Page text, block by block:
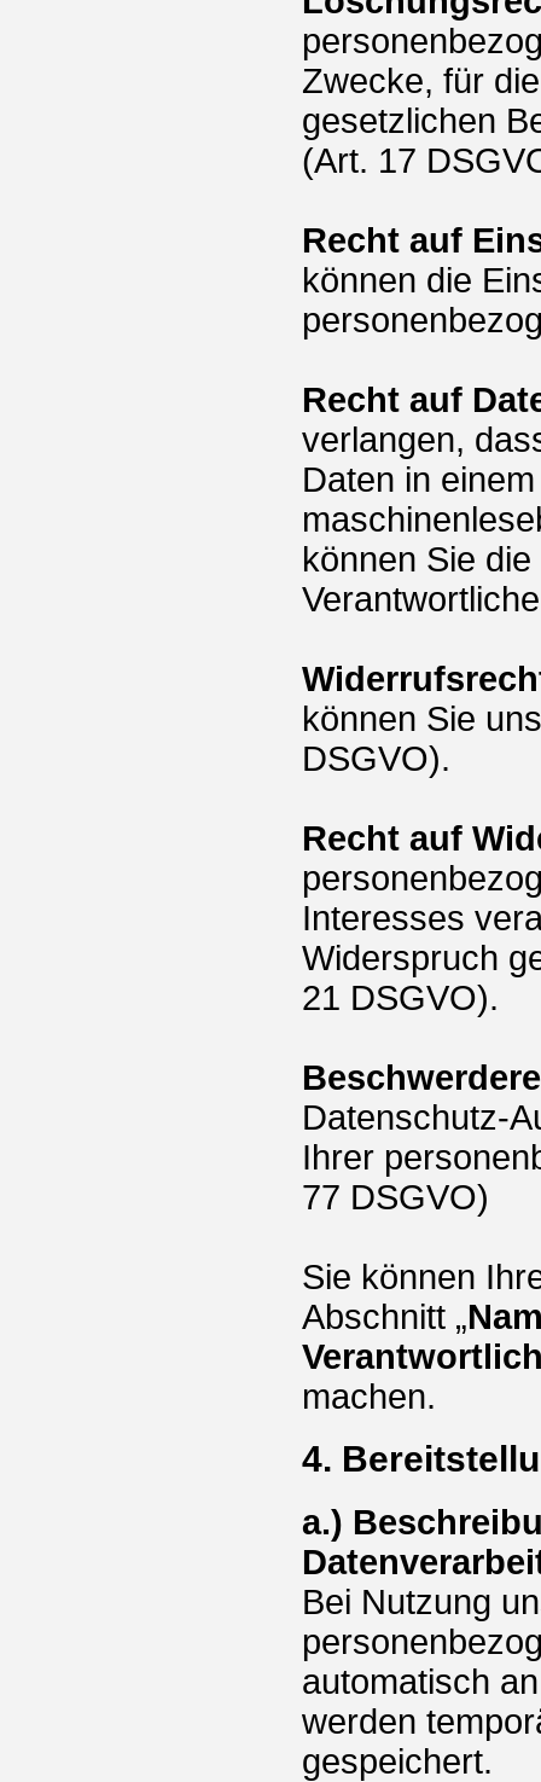
Zwecke, für
gesetzlichen
(Art. 17
Recht auf
können die
Recht auf
verlangen,
Daten in
können Sie
können Sie
DSGVO).
Recht auf
Interesses
Widerspruch
21 DSGVO).
Datenschutz-
Ihrer
77 DSGVO)
Sie können
Abschnitt „
machen.
4.
a.)
Bei Nutzung
automatisch
werden
gespeichert.